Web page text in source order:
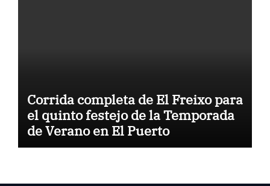
Corrida completa de El Freixo para
el quinto festejo de la Temporada
de Verano en El Puerto